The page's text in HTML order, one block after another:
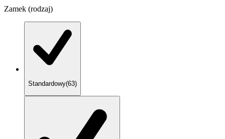
Zamek (rodzaj)
Standardowy(63)